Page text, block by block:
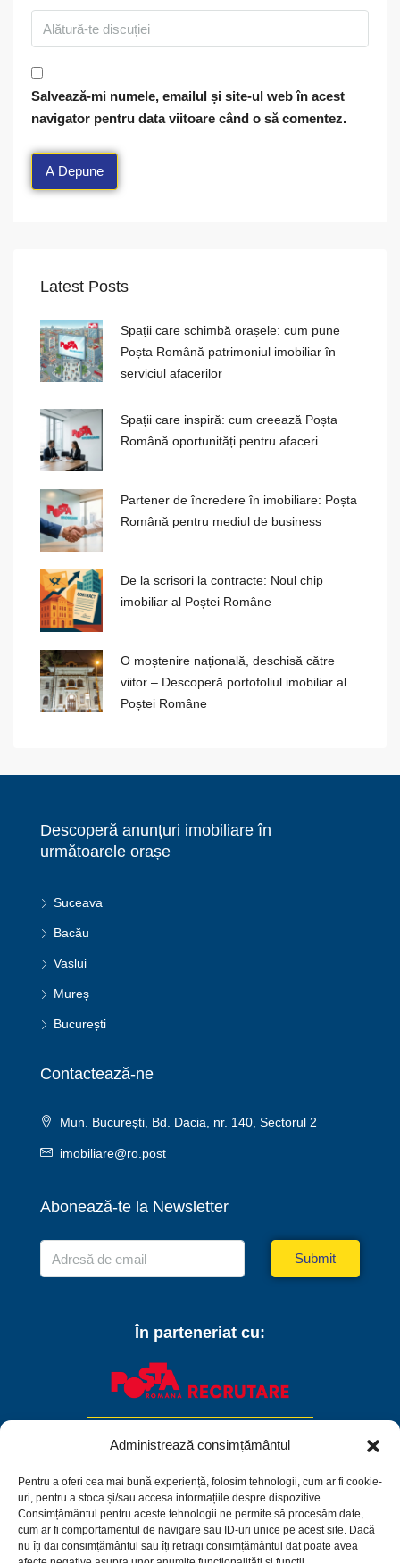
Administrează consimțământul
Pentru a oferi cea mai bună experiență, folosim tehnologii, cum ar fi cookie-
uri, pentru a stoca și/sau accesa informațiile despre dispozitive.
Consimțământul pentru aceste tehnologii ne permite să procesăm date,
cum ar fi comportamentul de navigare sau ID-uri unice pe acest site. Dacă
nu îți dai consimțământul sau îți retragi consimțământul dat poate avea
Salvează-mi numele, emailul și site-ul web în acest
navigator pentru data viitoare când o să comentez.
Latest Posts
Spații care schimbă orașele: cum pune
Poșta Română patrimoniul imobiliar în
serviciul afacerilor
Spații care inspiră: cum creează Poșta
Română oportunități pentru afaceri
Partener de încredere în imobiliare: Poșta
Română pentru mediul de business
De la scrisori la contracte: Noul chip
imobiliar al Poștei Române
O moștenire națională, deschisă către
viitor – Descoperă portofoliul imobiliar al
Poștei Române
Descoperă anunțuri imobiliare în
următoarele orașe
Suceava
Bacău
Vaslui
Mureș
București
Contactează-ne
Mun. București, Bd. Dacia, nr. 140, Sectorul 2
imobiliare@ro.post
Abonează-te la Newsletter
Submit
În parteneriat cu: